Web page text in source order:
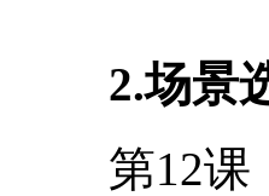
2.场景
第12